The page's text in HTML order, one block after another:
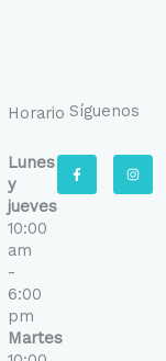
Horario
Lunes
y
jueves
10:00
am
-
6:00
pm
Martes
Síguenos
a
n